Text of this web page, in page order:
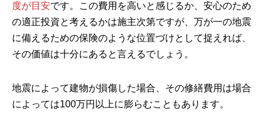
度が目安です。この費用を高いと感じるか、安心のため
の適正投資と考えるかは施主次第ですが、万が一の地震
に備えるための保険のような位置づけとして捉えれば、
その価値は十分にあると言えるでしょう。
地震によって建物が損傷した場合、その修繕費用は場合
によっては100万円以上に膨らむこともあります。